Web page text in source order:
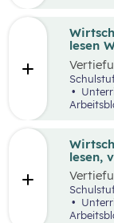
lesen
lesen,